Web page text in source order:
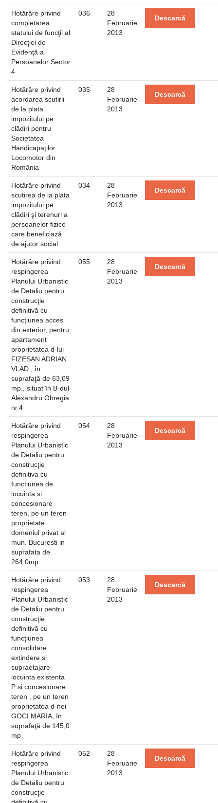
Hotărâre privind
completarea
statului de funcţii al
Direcţiei de
Evidenţă a
Persoanelor Sector
4
036
28
Februarie
2013
Descarcă
Hotărâre privind
acordarea scutirii
de la plata
impozitului pe
clădiri pentru
Societatea
Handicapaţilor
Locomotor din
România
035
28
Februarie
2013
Descarcă
Hotărâre privind
scutirea de la plata
impozitului pe
clădiri şi terenuri a
persoanelor fizice
care beneficiază
de ajutor social
034
28
Februarie
2013
Descarcă
Hotărâre privind
respingerea
Planului Urbanistic
de Detaliu pentru
construcţie
definitivă cu
funcţiunea acces
din exterior, pentru
apartament
proprietatea d-lui
FIZESAN ADRIAN
VLAD , în
suprafaţă de 63,09
mp., situat în B-dul
Alexandru Obregia
nr.4
055
28
Februarie
2013
Descarcă
Hotărâre privind
respingerea
Planului Urbanistic
de Detaliu pentru
construcţie
definitiva cu
functiunea de
locuinta si
concesionare
teren, pe un teren
proprietate
domeniul privat al
mun. Bucuresti in
suprafata de
264,0mp
054
28
Februarie
2013
Descarcă
Hotărâre privind
respingerea
Planului Urbanistic
de Detaliu pentru
construcţie
definitivă cu
funcţiunea
consolidare
extindere si
supraetajare
locuinta existenta
P si concesionare
teren , pe un teren
proprietatea d-nei
GOCI MARIA, în
suprafaţă de 145,0
mp
053
28
Februarie
2013
Descarcă
Hotărâre privind
respingerea
Planului Urbanistic
de Detaliu pentru
construcţie
052
28
Februarie
2013
Descarcă